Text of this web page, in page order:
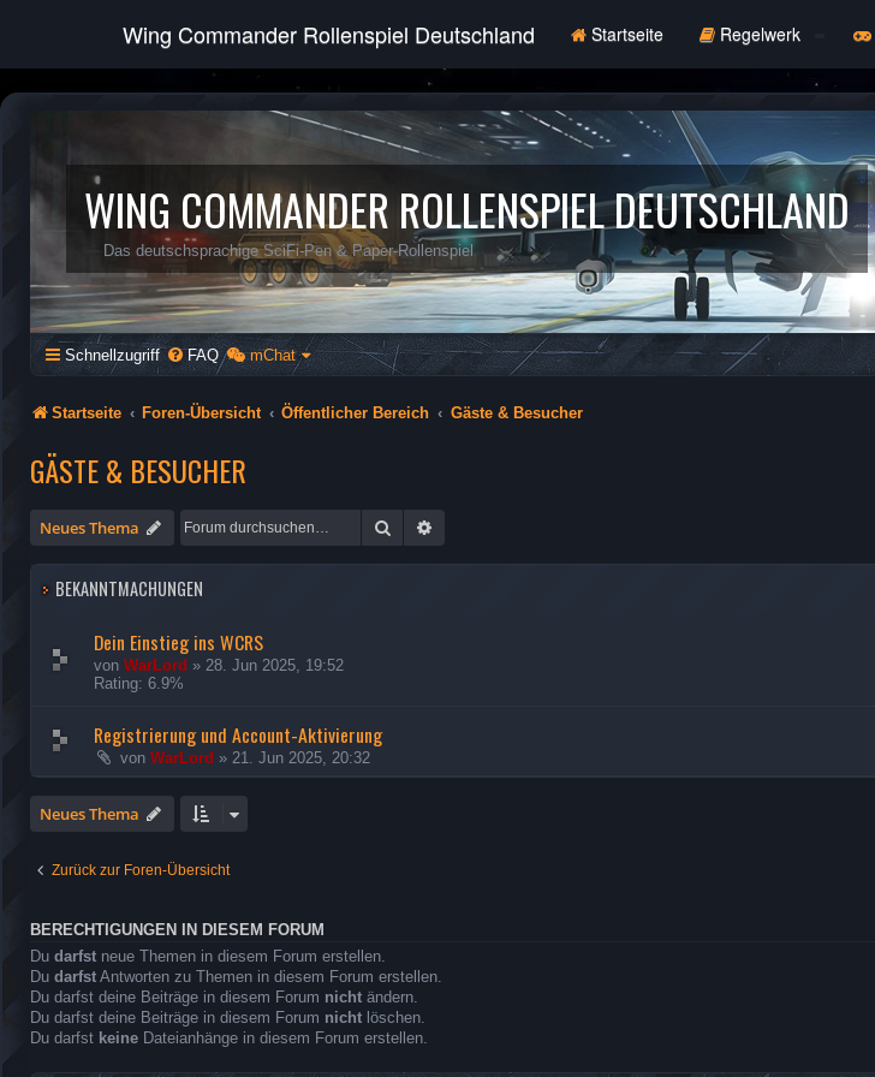
Wing Commander Rollenspiel Deutschland Startseite Regelwerk
WING COMMANDER ROLLENSPIEL DEUTSCHLAND
Das deutschsprachige SciFi-Pen & Paper-Rollenspiel
Schnellzugriff FAQ mChat
Startseite Foren-Übersicht Öffentlicher Bereich Gäste & Besucher
GÄSTE & BESUCHER
Neues Thema Suche
BEKANNTMACHUNGEN
Dein Einstieg ins WCRS
von WarLord » 28. Jun 2025, 19:52
Rating: 6.9%
Registrierung und Account-Aktivierung
von WarLord » 21. Jun 2025, 20:32
Neues Thema
Zurück zur Foren-Übersicht
BERECHTIGUNGEN IN DIESEM FORUM
Du darfst neue Themen in diesem Forum erstellen.
Du darfst Antworten zu Themen in diesem Forum erstellen.
Du darfst deine Beiträge in diesem Forum nicht ändern.
Du darfst deine Beiträge in diesem Forum nicht löschen.
Du darfst keine Dateianhänge in diesem Forum erstellen.